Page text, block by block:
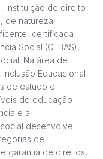
instituição de direito
de natureza
certificada
Social (CEBAS),
Na área de
Educacional
de estudo e
de educação
e a
desenvolve
de
garantia de direitos,